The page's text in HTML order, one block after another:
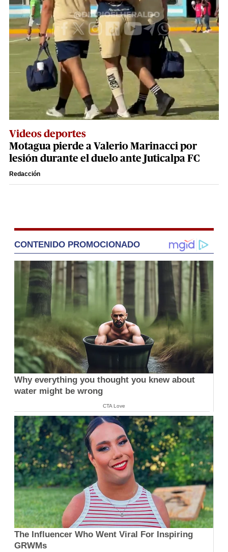
Videos deportes
Motagua pierde a Valerio Marinacci por
lesión durante el duelo ante Juticalpa FC
Redacción
CONTENIDO PROMOCIONADO
Why everything you thought you knew about
water might be wrong
CTA Love
The Influencer Who Went Viral For Inspiring
GRWMs